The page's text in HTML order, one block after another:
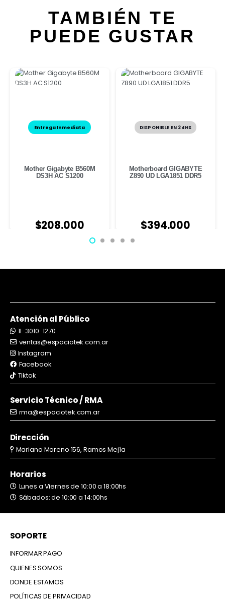
TAMBIÉN TE
PUEDE GUSTAR
Entrega Inmediata
Mother Gigabyte B560M
DS3H AC S1200
$208.000
DISPONIBLE EN 24HS
Motherboard GIGABYTE
Z890 UD LGA1851 DDR5
$394.000
Atención al Público
11-3010-1270
ventas@espaciotek.com.ar
Instagram
Facebook
Tiktok
Servicio Técnico / RMA
rma@espaciotek.com.ar
Dirección
Mariano Moreno 156, Ramos Mejía
Horarios
Lunes a Viernes de 10:00 a 18:00hs
Sábados: de 10:00 a 14:00hs
SOPORTE
INFORMAR PAGO
QUIENES SOMOS
DONDE ESTAMOS
POLÍTICAS DE PRIVACIDAD